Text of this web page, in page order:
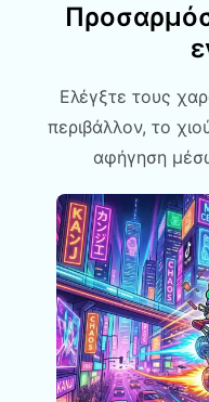
Ελέγξτε τους
περιβάλλον, το
αφήγηση